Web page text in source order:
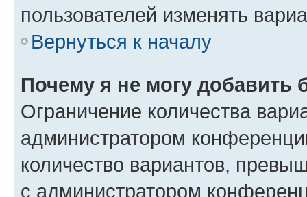
пользователей изменять
Вернуться к началу
Почему я не могу добавить
Ограничение количества
администратором
количество вариантов,
с администратором